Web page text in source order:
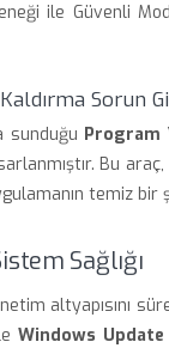
ile Güvenli
Sorun
sunduğu Program
Bu
temiz bir
Sağlığı
altyapısını
Windows Update